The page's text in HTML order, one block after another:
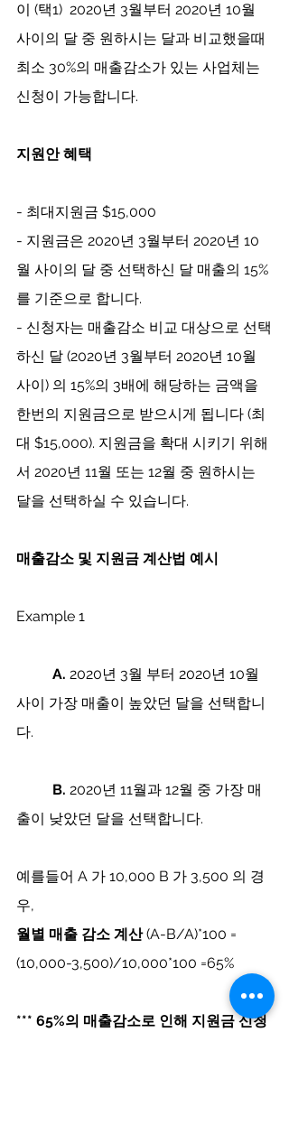
이 (택1)  2020년 3월부터 2020년 10월
사이의 달 중 원하시는 달과 비교했을때
최소 30%의 매출감소가 있는 사업체는
신청이 가능합니다.
지원안 혜택
- 최대지원금 $15,000
- 지원금은 2020년 3월부터 2020년 10
월 사이의 달 중 선택하신 달 매출의 15%
를 기준으로 합니다.
- 신청자는 매출감소 비교 대상으로 선택
하신 달 (2020년 3월부터 2020년 10월
사이) 의 15%의 3배에 해당하는 금액을
한번의 지원금으로 받으시게 됩니다 (최
대 $15,000). 지원금을 확대 시키기 위해
서 2020년 11월 또는 12월 중 원하시는
달을 선택하실 수 있습니다.
매출감소 및 지원금 계산법 예시
Example 1
A. 2020년 3월 부터 2020년 10월
사이 가장 매출이 높았던 달을 선택합니
다.
B. 2020년 11월과 12월 중 가장 매
출이 낮았던 달을 선택합니다.
예를들어 A 가 10,000 B 가 3,500 의 경
우,
월별 매출 감소 계산 (A-B/A)*100 =
(10,000-3,500)/10,000*100 =65%
*** 65%의 매출감소로 인해 지원금 신청